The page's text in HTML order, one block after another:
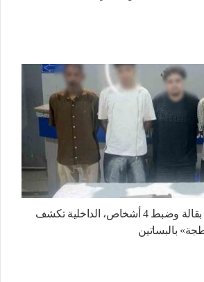
مشاجرة داخل محل بقالة وضبط 4 أشخاص، الداخلية تكشف
بالبساتين